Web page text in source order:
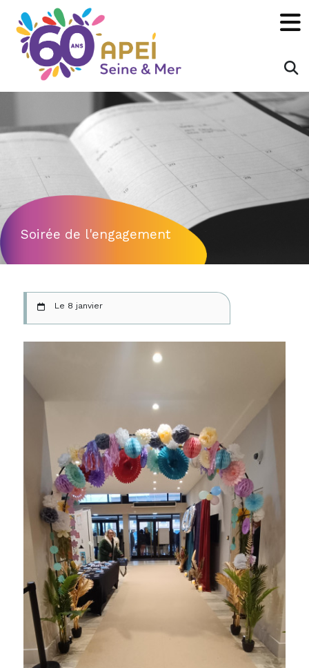
Rechecher : ×
OK
Soirée de l'engagement
Le 8 janvier